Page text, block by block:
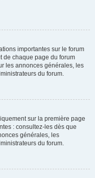
importantes sur le forum
de chaque page du forum
les annonces générales, les
du forum.
sur la première page
: consultez-les dès que
générales, les
du forum.